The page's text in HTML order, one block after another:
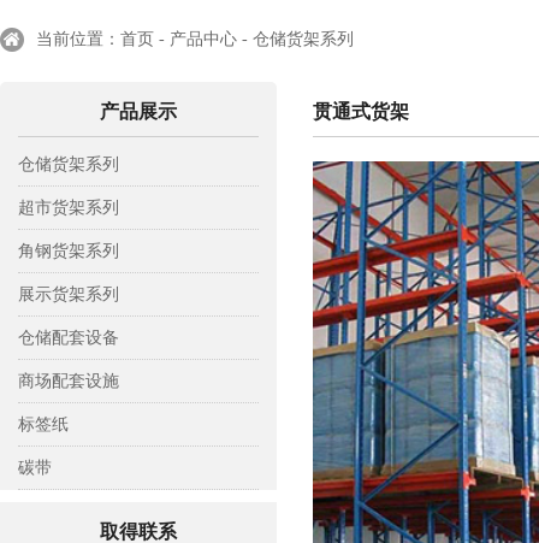
当前位置：首页 - 产品中心 - 仓储货架系列
产品展示
仓储货架系列
轻型仓储货架
中A型仓储货架
中B型仓储货架
重型仓储货架
阁楼式货架
模具货架
悬臂式货架
超市货架系列
背网超市货架
背板超市货架
背孔超市货架
钢木超市货架
角钢货架系列
木层板货架
钢层板货架
展示货架系列
彩铝展示架
置物架
工具架
仓储配套设备
托盘
托板车
平板车
商场配套设施
收银台
挂钩
标签纸
标签纸
碳带
取得联系
贯通式货架